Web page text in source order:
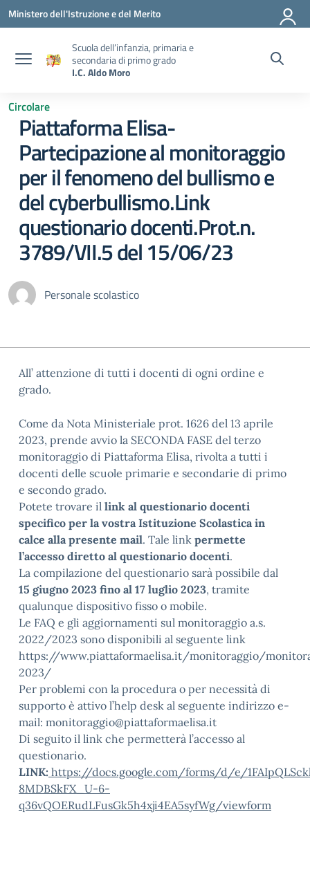
Vai ai contenuti
Vai al menu di navigazione
Vai al footer
Ministero dell'Istruzione e del Merito
Scuola dell’infanzia, primaria e
secondaria di primo grado
I.C. Aldo Moro
Circolare
Piattaforma Elisa-
Partecipazione al monitoraggio
per il fenomeno del bullismo e
del cyberbullismo.Link
questionario docenti.Prot.n.
3789/VII.5 del 15/06/23
Personale scolastico
All’ attenzione di tutti i docenti di ogni ordine e
grado.
Come da Nota Ministeriale prot. 1626 del 13 aprile
2023, prende avvio la SECONDA FASE del terzo
monitoraggio di Piattaforma Elisa, rivolta a tutti i
docenti delle scuole primarie e secondarie di primo
e secondo grado.
Potete trovare il link al questionario docenti
specifico per la vostra Istituzione Scolastica in
calce alla presente mail. Tale link permette
l’accesso diretto al questionario docenti.
La compilazione del questionario sarà possibile dal
15 giugno 2023 fino al 17 luglio 2023, tramite
qualunque dispositivo fisso o mobile.
Le FAQ e gli aggiornamenti sul monitoraggio a.s.
2022/2023 sono disponibili al seguente link
https://www.piattaformaelisa.it/monitoraggio/
2023/
Per problemi con la procedura o per necessità di
supporto è attivo l’help desk al seguente indirizzo e-
mail: monitoraggio@piattaformaelisa.it
Di seguito il link che permetterà l’accesso al
questionario.
LINK: https://docs.google.com/forms/d/e/
8MDBSkFX_U-6-
q36vQOERudLFusGk5h4xji4EA5syfWg/viewform